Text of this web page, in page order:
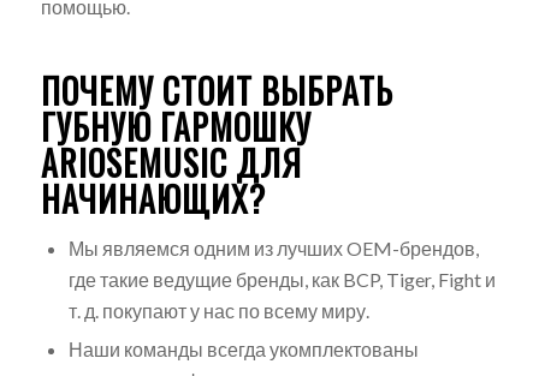
помощью.
ПОЧЕМУ СТОИТ ВЫБРАТЬ
ГУБНУЮ ГАРМОШКУ
ARIOSEMUSIC ДЛЯ
НАЧИНАЮЩИХ?
Мы являемся одним из лучших OEM-брендов,
где такие ведущие бренды, как BCP, Tiger, Fight и
т. д. покупают у нас по всему миру.
Наши команды всегда укомплектованы